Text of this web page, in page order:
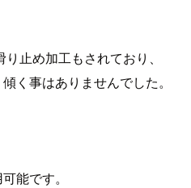
止め加工もされており、
く事はありませんでした。
能です。